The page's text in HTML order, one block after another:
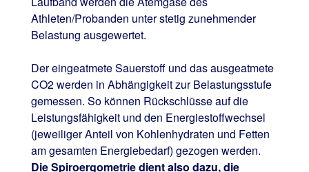
Athleten/Probanden unter stetig zunehmender
Belastung ausgewertet.
Der eingeatmete Sauerstoff und das ausgeatmete
CO2 werden in Abhängigkeit zur Belastungsstufe
gemessen. So können Rückschlüsse auf die
Leistungsfähigkeit und den Energiestoffwechsel
(jeweiliger Anteil von Kohlenhydraten und Fetten
am gesamten Energiebedarf) gezogen werden.
Die Spiroergometrie dient also dazu, die